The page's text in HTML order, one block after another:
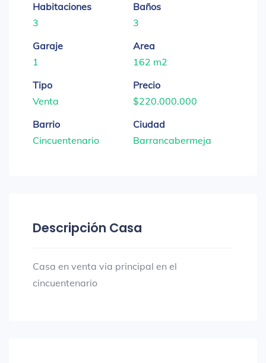
Habitaciones
3
Baños
3
Garaje
1
Area
162 m2
Tipo
Venta
Precio
$220.000.000
Barrio
Cincuentenario
Ciudad
Barrancabermeja
Descripción Casa
Casa en venta via principal en el
cincuentenario